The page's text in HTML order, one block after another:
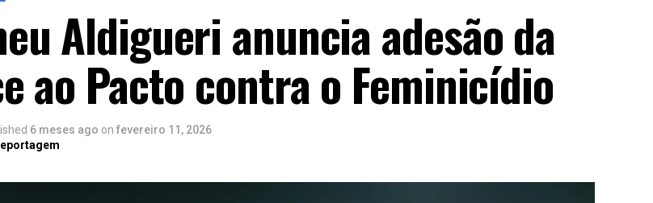
Aldigueri anuncia adesão da
ao Pacto contra o Feminicídio
6 meses ago on fevereiro 11, 2026